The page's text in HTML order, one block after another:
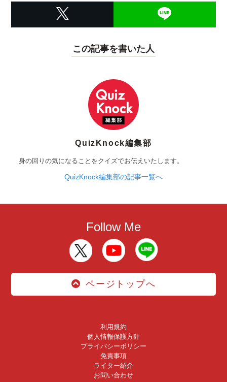
この記事を書いた人
QuizKnock編集部
身の回りの気になることをクイズでお伝えいたします。
QuizKnock編集部の記事一覧へ
Follow Me
ページトップへ
利用規約
個人情報保護方針
プライバシーポリシー
免責事項
ライター紹介
お問い合わせ